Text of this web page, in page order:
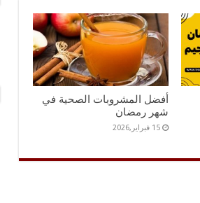
أفضل المشروبات الصحية في
شهر رمضان
15 فبراير,2026